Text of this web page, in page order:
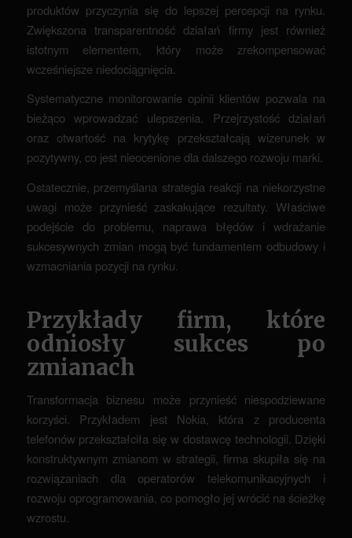
produktów przyczynia się do lepszej percepcji na rynku.
Zwiększona transparentność działań firmy jest również
istotnym elementem, który może zrekompensować
wcześniejsze niedociągnięcia.
Systematyczne monitorowanie opinii klientów pozwala na
bieżąco wprowadzać ulepszenia. Przejrzystość działań
oraz otwartość na krytykę przekształcają wizerunek w
pozytywny, co jest nieocenione dla dalszego rozwoju marki.
Ostatecznie, przemyślana strategia reakcji na niekorzystne
uwagi może przynieść zaskakujące rezultaty. Właściwe
podejście do problemu, naprawa błędów i wdrażanie
sukcesywnych zmian mogą być fundamentem odbudowy i
wzmacniania pozycji na rynku.
Przykłady firm, które
odniosły sukces po
zmianach
Transformacja biznesu może przynieść niespodziewane
korzyści. Przykładem jest Nokia, która z producenta
telefonów przekształciła się w dostawcę technologii. Dzięki
konstruktywnym zmianom w strategii, firma skupiła się na
rozwiązaniach dla operatorów telekomunikacyjnych i
rozwoju oprogramowania, co pomogło jej wrócić na ścieżkę
wzrostu.